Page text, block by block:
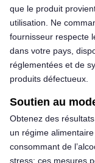
que le produit
utilisation. Ne
fournisseur respecte
dans votre pays,
réglementées et de
produits défectueux.
Soutien au
Obtenez des
un régime
consommant de
stress; ces mesures